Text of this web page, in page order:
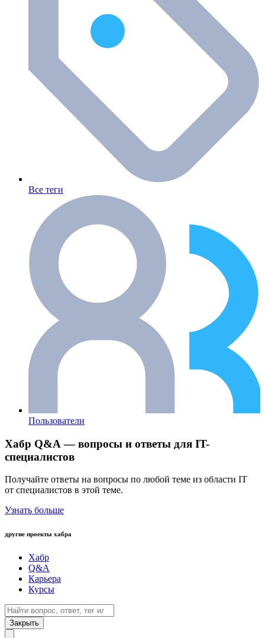
Все теги
Пользователи
Хабр Q&A — вопросы и ответы для IT-
специалистов
Получайте ответы на вопросы по любой теме из области IT
от специалистов в этой теме.
Узнать больше
другие проекты хабра
Хабр
Q&A
Карьера
Курсы
Закрыть